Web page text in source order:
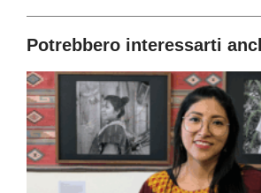
Potrebbero interessarti